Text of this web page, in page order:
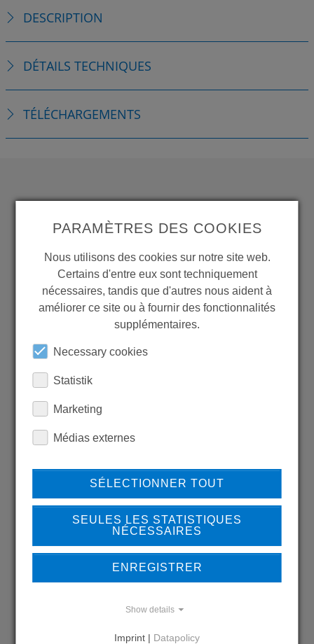
DESCRIPTION
DÉTAILS TECHNIQUES
TÉLÉCHARGEMENTS
MORE PRODUCTS?
Back to overview
REFERENCES
DO YOU HAVE QUESTIONS?
PARAMÈTRES DES COOKIES
Nous utilisons des cookies sur notre site web.
Certains d'entre eux sont techniquement
nécessaires, tandis que d'autres nous aident à
améliorer ce site ou à fournir des fonctionnalités
supplémentaires.
Necessary cookies
Statistik
Marketing
Médias externes
SÉLECTIONNER TOUT
SEULES LES STATISTIQUES
NÉCESSAIRES
ENREGISTRER
Show details
Imprint | Datapolicy